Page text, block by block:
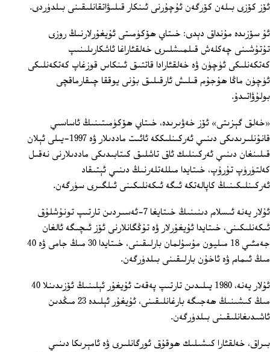
ئۆز كۆزى بىلەن كۆرگەن ئۇچۇرنى ئىنكار قىلىۋاتقانلىقىنى بىلدۈردى.
ئۇ سۆزىدە مۇنداق دېدى: خىتاي ھۆكۈمىتى ئۇيغۇرلارنىڭ روزى
تۇتۇشىنى چەكلەش قىلمىشلىرى خەلقئاراغا ئاشكارىلىنىپ
كەتكەنلىكى ئۈچۈن ۋە خەلقئارادا قاتتىق ئىنكاس قوزغاپ كەتكەنلىكى
ئۈچۈن ماڭا ھۇجۇم قىلىش ئارقىلىق بۇنى يوققا چىقارماقچى
بولۇۋاتىدۇ.
«خەلق گېزىتى» ئۆز خەۋىرىدە، خىتاي ھۆكۈمىتىنىڭ ئاساسىي
قانۇنلىرىدىكى دىنىي ئەركىنلىككە ئائىت ماددىلار ۋە 1997-يىلى ئېلان
قىلىنغان دىنىي ئەركىنلىك ئاق تاشلىق كىتابىدىكى ماددىلارنى نەقىل
كەلتۈرۈپ تۇرۇپ، خىتايدا مىللەتلەرنىڭ دىنىي ئېتىقاد
ئەركىنلىكىنىڭ كاپالەتكە ئىگە ئىكەنلىكىنى ئىلگىرى سۈرگەن.
ئۇلار يەنە ئىسلام دىنىنىڭ خىتايغا 7-ئەسىردىن تارتىپ تونۇشلۇق
ئىكەنلىكىنى، خىتايدا ئۇيغۇرلار ۋە تۇڭگانلارنى ئۆز ئىچىگە ئالغان
جەمئىي 18 مىليون مۇسۇلمان بارلىقىنى، خىتايدا 30 مىڭ جامى ۋە 40
مىڭ ئىمام ۋە ئاخۇن بارلىقىنى بىلدۈرگەن.
ئۇلار يەنە، 1980 يىلىدىن تارتىپ پەقەت ئۇيغۇر ئېلىنىڭ ئۆزىدىنلا 40
مىڭ كىشىنىڭ ھەجىگە بارغانلىقىنى، ئۇيغۇر ئېلىدە 23 مىڭدىن
ئاشىدىغانلىقىنى بىلدۈرگەن.
بىراق، خەلقئارا كىشىلىك ھوقۇق ئورگانلىرى ۋە ئامېرىكا دىنىي